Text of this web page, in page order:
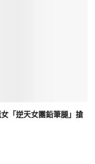
「逆天女團鉛筆腿」搶